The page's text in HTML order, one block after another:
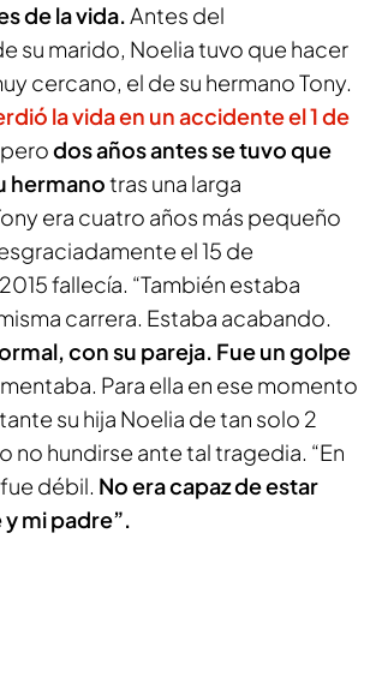
de la vida.Antes del
su marido, Noelia tuvo que hacer
cercano, el de su hermano Tony.
la vida en un accidente el 1 de
dos años antes se tuvo que
hermanotras una larga
era cuatro años más pequeño
el 15 de
fallecía. “También estaba
carrera. Estaba acabando.
con su pareja. Fue un golpe
Para ella en ese momento
su hija Noelia de tan solo 2
no hundirse ante tal tragedia. “En
débil. No era capaz de estar
mi padre”.